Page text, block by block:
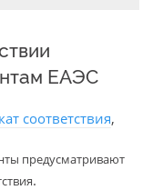
ЕАЭС
соответствия,
предусматривают
.